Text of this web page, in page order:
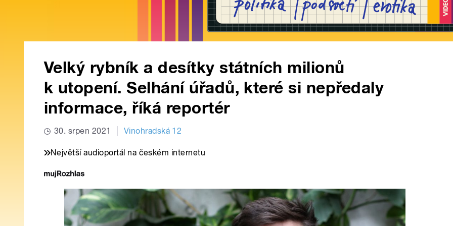
Velký rybník a desítky státních milionů
k utopení. Selhání úřadů, které si nepředaly
informace, říká reportér
30. srpen 2021 Vinohradská 12
Největší audioportál na českém internetu